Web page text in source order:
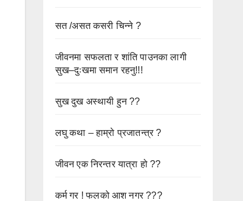
सत /असत कसरी चिन्ने ?
जीवनमा सफलता र शांति पाउनका लागी
सुख–दुःखमा समान रहनु!!!
सुख दुख अस्थायी हुन ??
लघु कथा – हाम्रो प्रजातन्त्र ?
जीवन एक निरन्तर यात्रा हो ??
कर्म गर ! फलको आश नगर ???